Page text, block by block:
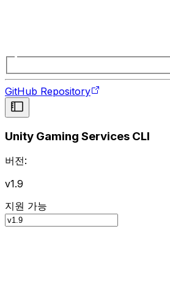
GitHub Repository
Unity Gaming Services CLI
버전:
v1.9
지원 가능